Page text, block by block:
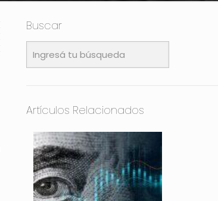
Buscar
Artículos Relacionados